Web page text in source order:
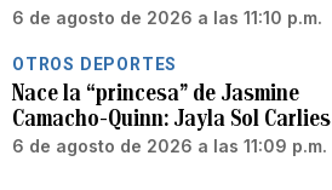
6 de agosto de 2026 a las 11:10 p.m.
OTROS DEPORTES
Nace la “princesa” de Jasmine
Camacho-Quinn: Jayla Sol Carlies
6 de agosto de 2026 a las 11:09 p.m.